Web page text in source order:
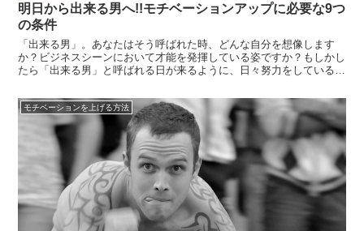
明日から出来る男へ!!モチベーションアップに必要な9つ
の条件
「出来る男」。あなたはそう呼ばれた時、どんな自分を想像します
か？ビジネスシーンにおいて才能を発揮している姿ですか？もしかし
たら「出来る男」と呼ばれる日が来るように、日々努力をしている最
光り輝いている人達をさしますが、本当に有能な人はあらゆる面で秀
でているもの...
モチベーションを上げる方法